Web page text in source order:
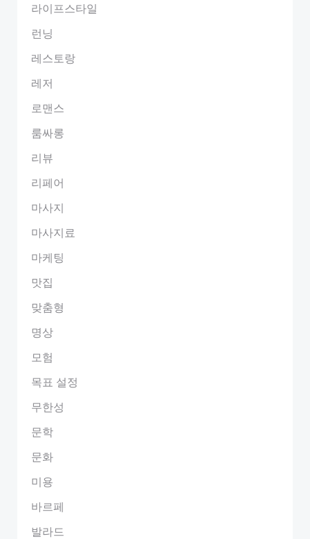
라이프스타일
런닝
레스토랑
레저
로맨스
룸싸롱
리뷰
리페어
마사지
마사지료
마케팅
맛집
맞춤형
명상
모험
목표 설정
무한성
문학
문화
미용
바르페
발라드